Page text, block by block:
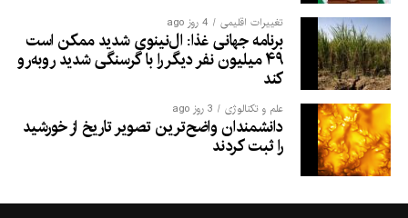
تغییرات اقلیمی 4 روز ago
برنامه جهانی غذا: ال‌نینوی شدید ممکن است
۴۹ میلیون نفر دیگر را با گرسنگی شدید روبه‌رو
کند
علم و تکنالوژی 3 روز ago
دانشمندان واضح‌ترین تصویر تاریخ از خورشید
را ثبت کردند